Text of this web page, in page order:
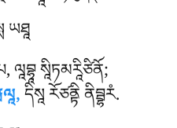
ལཱབྷཱ སཱིཏམརཱིཙིནོ;
དིསཱ རོཙནྟི ནིབྦྷརཾ.